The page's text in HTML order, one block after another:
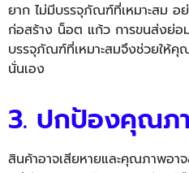
ยาก ไม่มีบรรจุภัณฑ์ที่เหมาะสม อ
ก่อสร้าง น็อต แก้ว การขนส่งย่อ
บรรจุภัณฑ์ที่เหมาะสมจึงช่วยให้
นั่นเอง
3. ปกป้องคุณภ
สินค้าอาจเสียหายและคุณภาพอา